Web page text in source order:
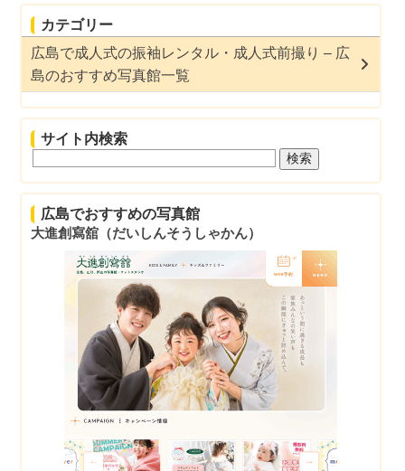
カテゴリー
広島で成人式の振袖レンタル・成人式前撮り – 広
島のおすすめ写真館一覧
サイト内検索
広島でおすすめの写真館
大進創寫舘（だいしんそうしゃかん）